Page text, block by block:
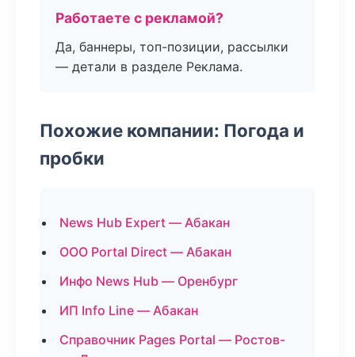
Работаете с рекламой?
Да, баннеры, топ-позиции, рассылки
— детали в разделе Реклама.
Похожие компании: Погода и
пробки
News Hub Expert — Абакан
ООО Portal Direct — Абакан
Инфо News Hub — Оренбург
ИП Info Line — Абакан
Справочник Pages Portal — Ростов-